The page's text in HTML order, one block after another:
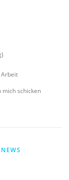
mich schicken
NEWS